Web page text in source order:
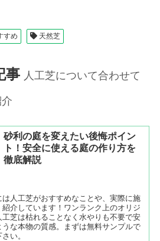
すめ 天然芝
事 人工芝について合わせて
砂利の庭を変えたい後悔ポイン
ト！安全に使える庭の作り方を
徹底解説
人工芝がおすすめなことや、実際に施
介しています！ワンランク上のオリジ
芝は枯れることなく水やりも不要で安
な本物の質感。まずは無料サンプルで
い。